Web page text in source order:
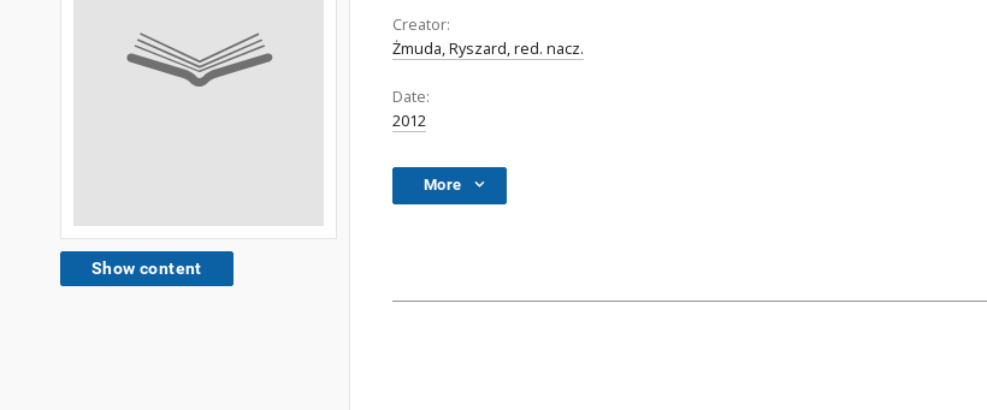
Show content
Creator:
Żmuda, Ryszard, red. nacz.
Date:
2012
More